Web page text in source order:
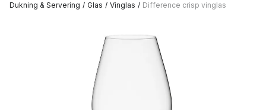
Dukning & Servering / Glas / Vinglas / Difference crisp vinglas